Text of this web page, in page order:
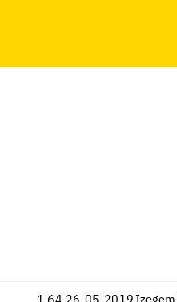
Izegem
1,64 26-05-2019